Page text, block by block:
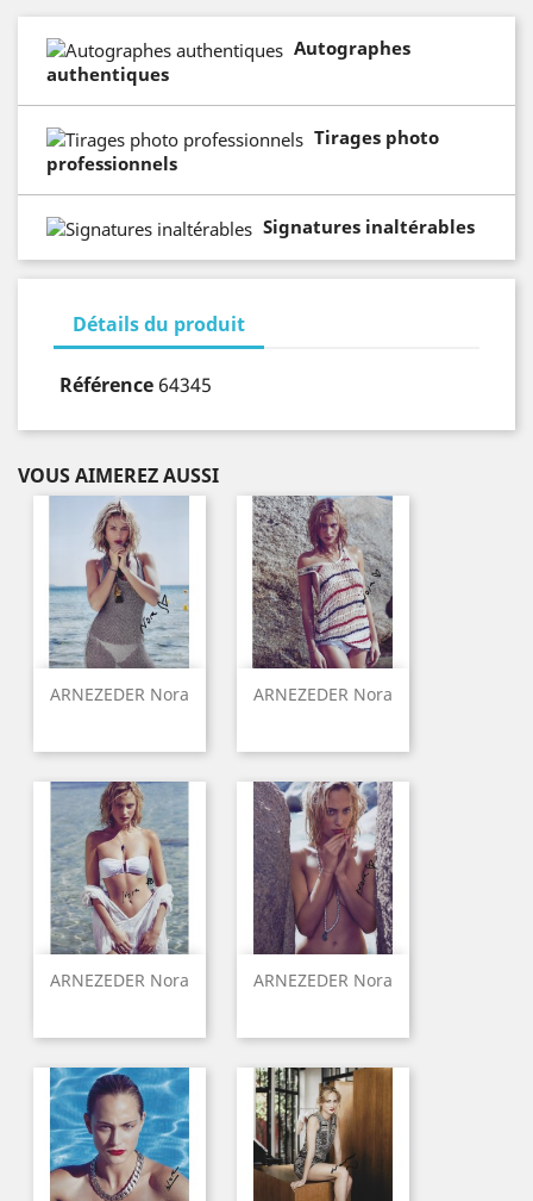
Autographes
authentiques
Tirages photo
professionnels
Signatures inaltérables
Détails du produit
Référence 64345
VOUS AIMEREZ AUSSI
ARNEZEDER Nora ARNEZEDER Nora
ARNEZEDER Nora ARNEZEDER Nora